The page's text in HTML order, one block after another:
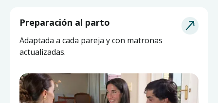
Asesoría de Lactancia
Pide ayuda a una matrona experta y actualizada
sin salir de casa.
Preparación al parto
Adaptada a cada pareja y con matronas
actualizadas.